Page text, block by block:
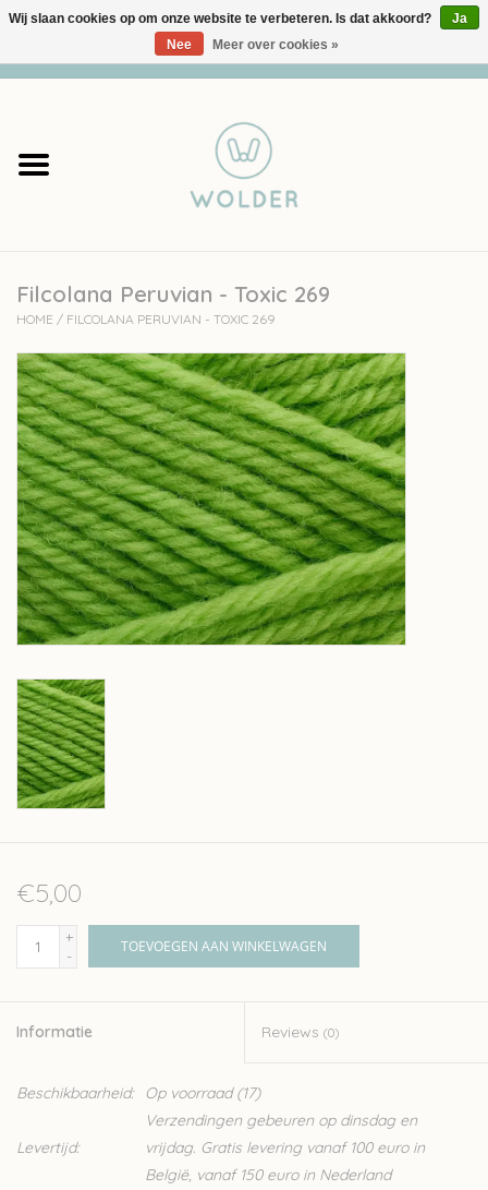
Garens
Accessoires
workshops
Cadeaubon
Solden
Over wolder
Filcolana Peruvian - Toxic 269
HOME / FILCOLANA PERUVIAN - TOXIC 269
€5,00
+
-
TOEVOEGEN AAN WINKELWAGEN
Informatie Reviews (0)
Beschikbaarheid: Op voorraad(17)
Levertijd:
Verzendingen gebeuren op dinsdag en
vrijdag. Gratis levering vanaf 100 euro in
België, vanaf 150 euro in Nederland
Wij slaan cookies op om onze website te verbeteren. Is dat akkoord?
Ja
Nee
Meer over cookies »